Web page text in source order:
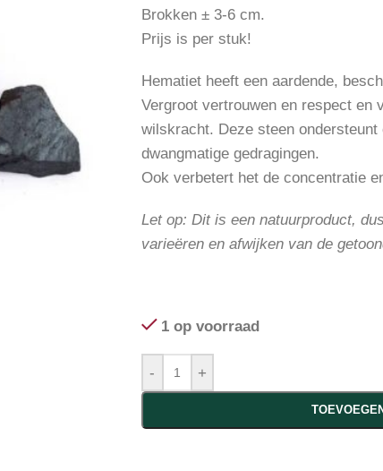
Brokken ± 3-6 cm.
Prijs is per stuk!
Hematiet heeft een aardende,
Vergroot vertrouwen en respect
wilskracht. Deze steen
dwangmatige gedragingen.
Ook verbetert het de concentratie
Let op: Dit is een natuurproduct,
varieëren en afwijken van de
1 op voorraad
- +